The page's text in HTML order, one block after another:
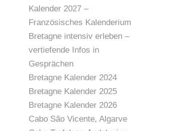
Kalender 2027 –
Französisches Kalenderium
Bretagne intensiv erleben –
vertiefende Infos in
Gesprächen
Bretagne Kalender 2024
Bretagne Kalender 2025
Bretagne Kalender 2026
Cabo São Vicente, Algarve